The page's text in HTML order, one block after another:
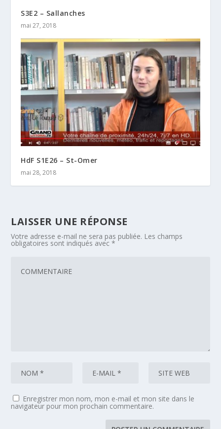
S3E2 – Sallanches
mai 27, 2018
HdF S1E26 – St-Omer
mai 28, 2018
LAISSER UNE RÉPONSE
Votre adresse e-mail ne sera pas publiée. Les champs
obligatoires sont indiqués avec*
Enregistrer mon nom, mon e-mail et mon site dans le
navigateur pour mon prochain commentaire.